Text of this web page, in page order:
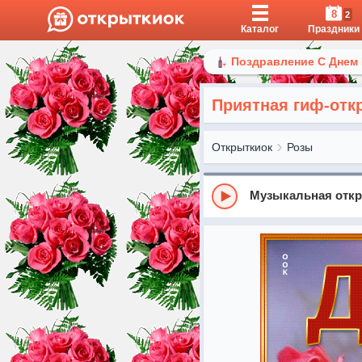
Каталог
8 2
Праздники
Поздравление С
Приятная гиф-
Открыткиок Розы
Музыкальная